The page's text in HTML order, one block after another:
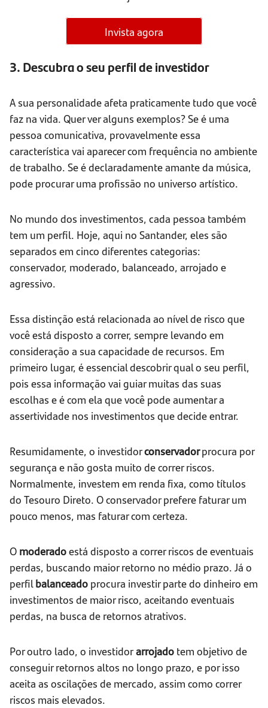
Invista agora
3. Descubra o seu perfil de investidor
A sua personalidade afeta praticamente tudo que você
faz na vida. Quer ver alguns exemplos? Se é uma
pessoa comunicativa, provavelmente essa
característica vai aparecer com frequência no ambiente
de trabalho. Se é declaradamente amante da música,
pode procurar uma profissão no universo artístico.
No mundo dos investimentos, cada pessoa também
tem um perfil. Hoje, aqui no Santander, eles são
separados em cinco diferentes categorias:
conservador, moderado, balanceado, arrojado e
agressivo.
Essa distinção está relacionada ao nível de risco que
você está disposto a correr, sempre levando em
consideração a sua capacidade de recursos. Em
primeiro lugar, é essencial descobrir qual o seu perfil,
pois essa informação vai guiar muitas das suas
escolhas e é com ela que você pode aumentar a
assertividade nos investimentos que decide entrar.
Resumidamente, o investidorconservadorprocura por
segurança e não gosta muito de correr riscos.
Normalmente, investem em renda fixa, como títulos
do Tesouro Direto. O conservador prefere faturar um
pouco menos, mas faturar com certeza.
O moderadoestá disposto a correr riscos de eventuais
perdas, buscando maior retorno no médio prazo. Já o
perfilbalanceado procura investir parte do dinheiro em
investimentos de maior risco, aceitando eventuais
perdas, na busca de retornos atrativos.
Por outro lado, o investidorarrojado tem objetivo de
conseguir retornos altos no longo prazo, e por isso
aceita as oscilações de mercado, assim como correr
riscos mais elevados.